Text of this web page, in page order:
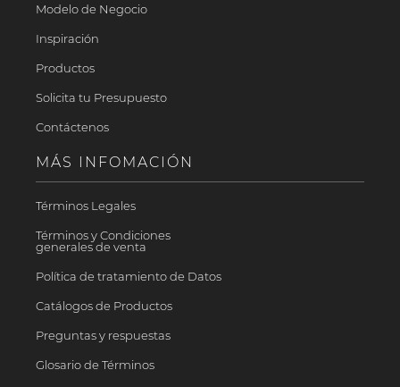
Modelo de Negocio
Inspiración
Productos
Solicita tu Presupuesto
Contáctenos
MÁS INFOMACIÓN
Términos Legales
Términos y Condiciones
generales de venta
Política de tratamiento de Datos
Catálogos de Productos
Preguntas y respuestas
Glosario de Términos